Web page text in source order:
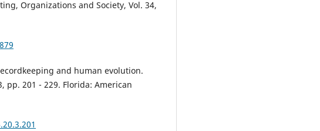
Organizations and Society, Vol. 34,
and human evolution.
pp. 201 - 229. Florida: American